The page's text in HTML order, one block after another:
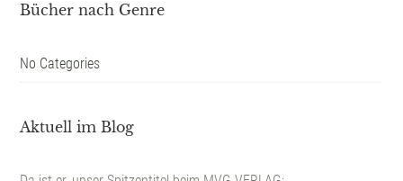
Bücher nach Genre
No Categories
Aktuell im Blog